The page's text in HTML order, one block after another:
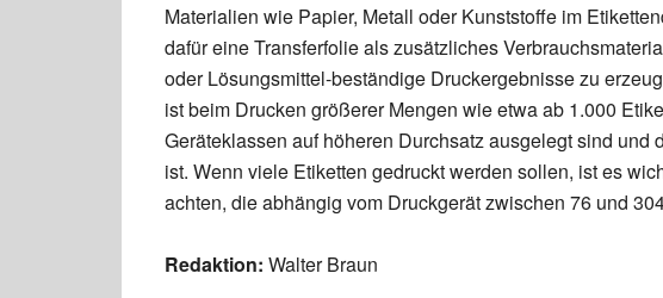
Materialien wie Papier, Metall oder Kunststoffe im
dafür eine Transferfolie als zusätzliches
oder Lösungsmittel-beständige Druckergebnisse zu
ist beim Drucken größerer Mengen wie etwa ab 1.000
Geräteklassen auf höheren Durchsatz ausgelegt sind und
ist. Wenn viele Etiketten gedruckt werden sollen, ist es
achten, die abhängig vom Druckgerät zwischen 76 und
Redaktion: Walter Braun